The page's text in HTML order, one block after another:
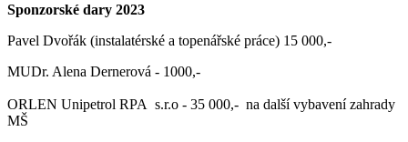
Sponzorské dary 2023
Pavel Dvořák (instalatérské a topenářské práce) 15 000,-
MUDr. Alena Dernerová - 1000,-
ORLEN Unipetrol RPA s.r.o - 35 000,- na další vybavení zahrady
MŠ